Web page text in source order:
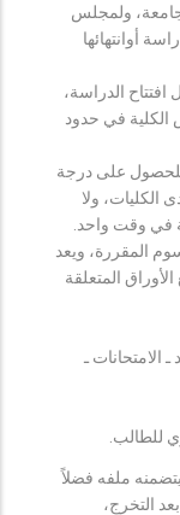
ولمجلس
أوانتهائها
الدراسة،
الكلية في حدود
للحصول على درجة
الكليات، ولا
في وقت واحد.
المقررة، ويعد
المتعلقة
الامتحانات ـ
للطالب.
ملفه فضلاً
التخرج،